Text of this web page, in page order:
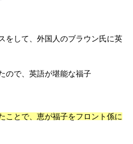
をして、外国人のブラウン氏に英
ので、英語が堪能な福子
ことで、恵が福子をフロント係に